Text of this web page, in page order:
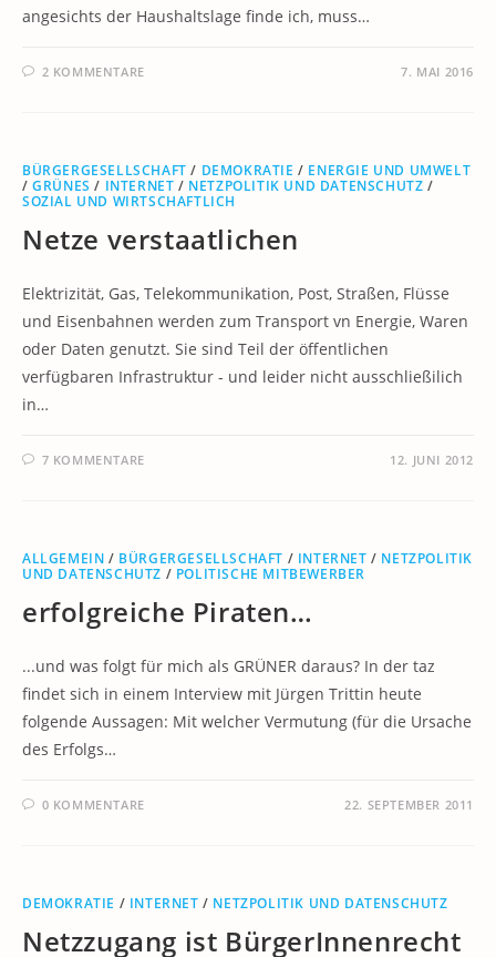
angesichts der Haushaltslage finde ich, muss…
2 KOMMENTARE 7. MAI 2016
BÜRGERGESELLSCHAFT / DEMOKRATIE / ENERGIE UND UMWELT
/GRÜNES / INTERNET / NETZPOLITIK UND DATENSCHUTZ /
SOZIAL UND WIRTSCHAFTLICH
Netze verstaatlichen
Elektrizität, Gas, Telekommunikation, Post, Straßen, Flüsse
und Eisenbahnen werden zum Transport vn Energie, Waren
oder Daten genutzt. Sie sind Teil der öffentlichen
verfügbaren Infrastruktur - und leider nicht ausschließilich
in…
7 KOMMENTARE 12. JUNI 2012
ALLGEMEIN / BÜRGERGESELLSCHAFT / INTERNET / NETZPOLITIK
UND DATENSCHUTZ / POLITISCHE MITBEWERBER
erfolgreiche Piraten…
...und was folgt für mich als GRÜNER daraus? In der taz
findet sich in einem Interview mit Jürgen Trittin heute
folgende Aussagen: Mit welcher Vermutung (für die Ursache
des Erfolgs…
0 KOMMENTARE 22. SEPTEMBER 2011
DEMOKRATIE / INTERNET / NETZPOLITIK UND DATENSCHUTZ
Netzzugang ist BürgerInnenrecht